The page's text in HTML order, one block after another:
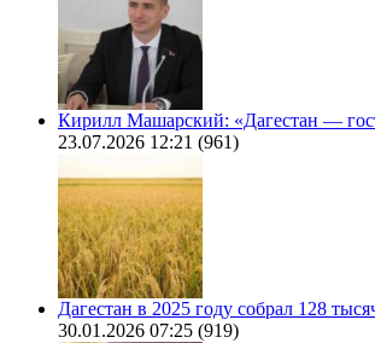
Кирилл Машарский: «Дагестан —
23.07.2026 12:21 (961)
Дагестан в 2025 году собрал 128
30.01.2026 07:25 (919)